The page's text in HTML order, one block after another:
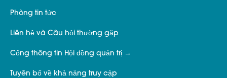
Phòng tin tức
Liên hệ và Câu hỏi thường gặp
Cổng thông tin Hội đồng quản trị
Tuyên bố về khả năng truy cập